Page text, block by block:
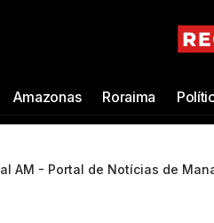
Amazonas Roraima
AM - Portal de Notícias de